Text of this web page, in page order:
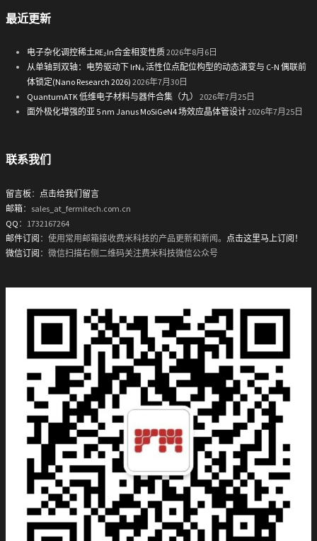
最近更新
电子杂化调控稀土RE₂In合金相变性质2026年8月6日
从单轴到双轴：电势驱动下 IrN₄ 活性位点配位构型的动态演变与 C-N 偶联前
体锁定(Nano Research 2026) 2026年7月30日
QuantumATK 低维电子材料与器件合集（九）
2026年7月25日
面外极化增强的亚 5 nm Janus MoSiGeN4 场效应晶体管设计2026年7月25日
联系我们
留言板 ： 点击给我们留言
邮箱：sales_at_fermitech.com.cn
QQ ：1732167264
邮件订阅 ：使用常用邮箱接收费米科技的产品更新和新闻。 点击这里马上订阅！
微信订阅 ：微信扫描右侧二维码关注费米科技微信公众号